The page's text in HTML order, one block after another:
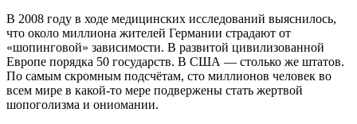
В 2008 году в ходе медицинских исследований выяснилось,
что около миллиона жителей Германии страдают от
«шопинговой» зависимости. В развитой цивилизованной
Европе порядка 50 государств. В США — столько же штатов.
По самым скромным подсчётам, сто миллионов человек во
всем мире в какой-то мере подвержены стать жертвой
шопоголизма и ониомании.